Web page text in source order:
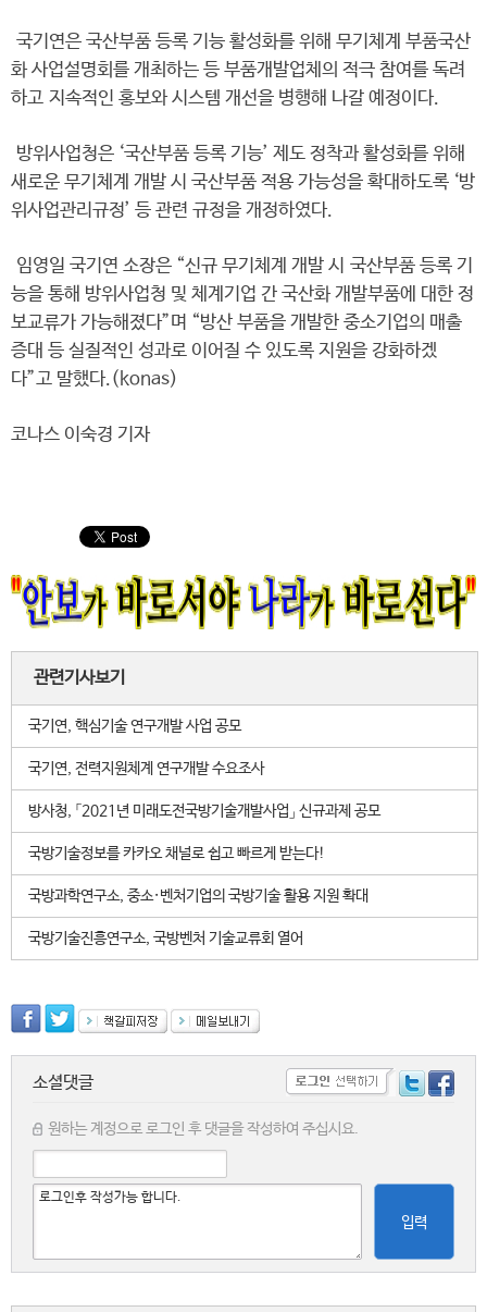
국기연은 국산부품 등록 기능 활성화를 위해 무기체계 부품국산
화 사업설명회를 개최하는 등 부품개발업체의 적극 참여를 독려
하고 지속적인 홍보와 시스템 개선을 병행해 나갈 예정이다.
방위사업청은 ‘국산부품 등록 기능’ 제도 정착과 활성화를 위해
새로운 무기체계 개발 시 국산부품 적용 가능성을 확대하도록 ‘방
위사업관리규정’ 등 관련 규정을 개정하였다.
임영일 국기연 소장은 “신규 무기체계 개발 시 국산부품 등록 기
능을 통해 방위사업청 및 체계기업 간 국산화 개발부품에 대한 정
보교류가 가능해졌다”며 “방산 부품을 개발한 중소기업의 매출
증대 등 실질적인 성과로 이어질 수 있도록 지원을 강화하겠
다”고 말했다.(konas)
코나스 이숙경 기자
관련기사보기
국기연, 핵심기술 연구개발 사업 공모
국기연, 전력지원체계 연구개발 수요조사
방사청, 「2021년 미래도전국방기술개발사업」 신규과제 공모
국방기술정보를 카카오 채널로 쉽고 빠르게 받는다!
국방과학연구소, 중소·벤처기업의 국방기술 활용 지원 확대
국방기술진흥연구소, 국방벤처 기술교류회 열어
소셜댓글
원하는 계정으로 로그인 후 댓글을 작성하여 주십시요.
입력